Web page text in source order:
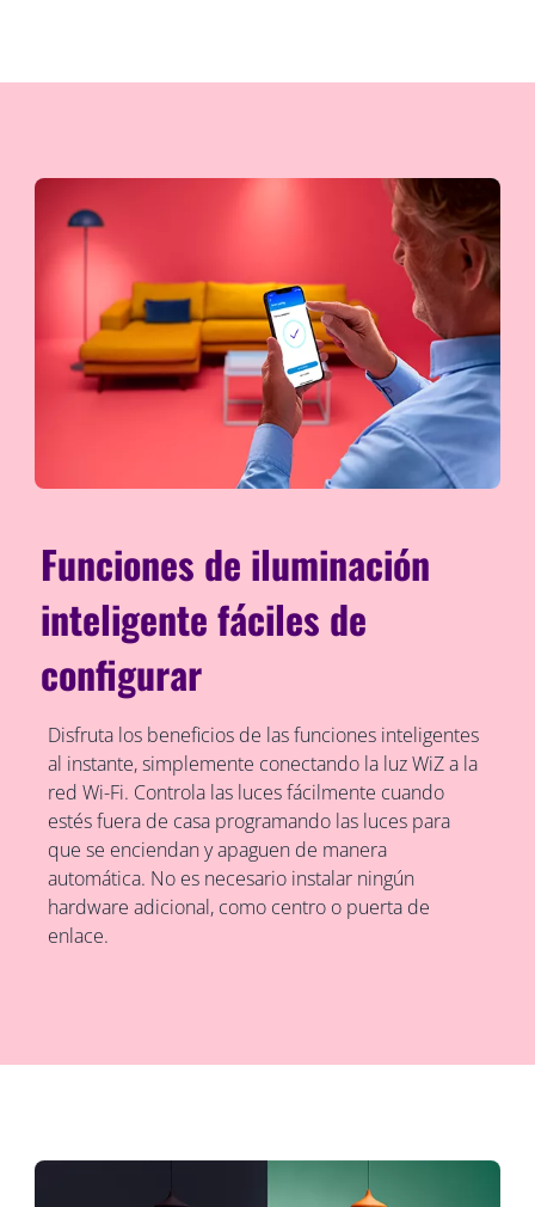
Funciones de iluminación
inteligente fáciles de
configurar
Disfruta los beneficios de las funciones inteligentes
al instante, simplemente conectando la luz WiZ a la
red Wi-Fi. Controla las luces fácilmente cuando
estés fuera de casa programando las luces para
que se enciendan y apaguen de manera
automática. No es necesario instalar ningún
hardware adicional, como centro o puerta de
enlace.